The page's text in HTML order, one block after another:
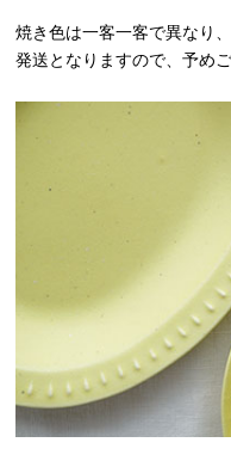
焼き色は一客一客で異なり
発送となりますので、予め